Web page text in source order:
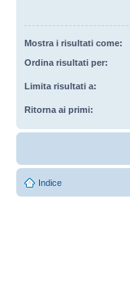
Mostra i risultati come:
Ordina risultati per:
Limita risultati a:
Ritorna ai primi:
Indice